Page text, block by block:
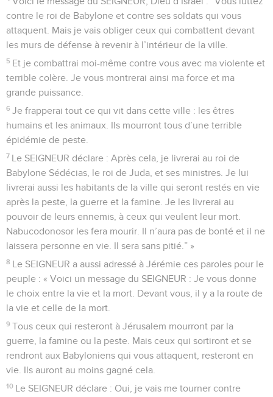
contre le roi de Babylone et contre ses soldats qui vous
attaquent. Mais je vais obliger ceux qui combattent devant
les murs de défense à revenir à l’intérieur de la ville.
5 Et je combattrai moi-même contre vous avec ma violente et
terrible colère. Je vous montrerai ainsi ma force et ma
grande puissance.
6 Je frapperai tout ce qui vit dans cette ville : les êtres
humains et les animaux. Ils mourront tous d’une terrible
épidémie de peste.
7 Le SEIGNEUR déclare : Après cela, je livrerai au roi de
Babylone Sédécias, le roi de Juda, et ses ministres. Je lui
livrerai aussi les habitants de la ville qui seront restés en vie
après la peste, la guerre et la famine. Je les livrerai au
pouvoir de leurs ennemis, à ceux qui veulent leur mort.
Nabucodonosor les fera mourir. Il n’aura pas de bonté et il ne
laissera personne en vie. Il sera sans pitié.” »
8 Le SEIGNEUR a aussi adressé à Jérémie ces paroles pour le
peuple : « Voici un message du SEIGNEUR : Je vous donne
le choix entre la vie et la mort. Devant vous, il y a la route de
la vie et celle de la mort.
9 Tous ceux qui resteront à Jérusalem mourront par la
guerre, la famine ou la peste. Mais ceux qui sortiront et se
rendront aux Babyloniens qui vous attaquent, resteront en
vie. Ils auront au moins gagné cela.
10 Le SEIGNEUR déclare : Oui, je vais me tourner contre